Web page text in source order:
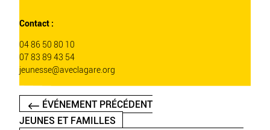
Contact :
04 86 50 80 10
07 83 89 43 54
jeunesse@aveclagare.org
ÉVÉNEMENT PRÉCÉDENT
JEUNES ET FAMILLES